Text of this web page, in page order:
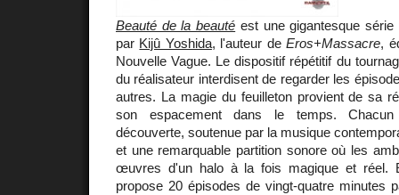
Beauté de la beauté est une gigantesque
par Kijû Yoshida, l'auteur deEros+Massacre,
Nouvelle Vague. Le dispositif répétitif du
du réalisateur interdisent de regarder les
autres. La magie du feuilleton provient de sa
son espacement dans le temps.
découverte, soutenue par la musique
et une remarquable partition sonore où les
œuvres d'un halo à la fois magique et réel.
propose 20 épisodes de vingt-quatre minutes